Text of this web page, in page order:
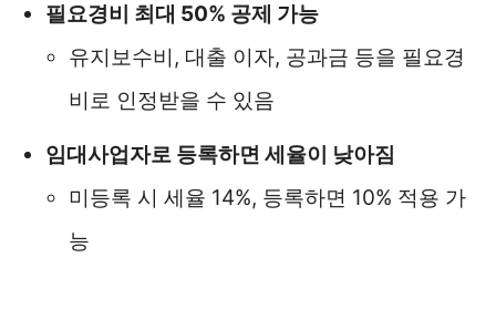
필요경비 최대 50% 공제 가능
유지보수비, 대출 이자, 공과금 등을 필요경
비로 인정받을 수 있음
임대사업자로 등록하면 세율이 낮아짐
미등록 시 세율 14%, 등록하면 10% 적용 가
능